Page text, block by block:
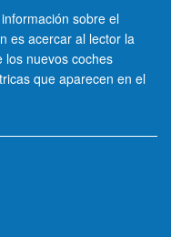
sobre el
es acercar al lector la
los nuevos coches
que aparecen en el